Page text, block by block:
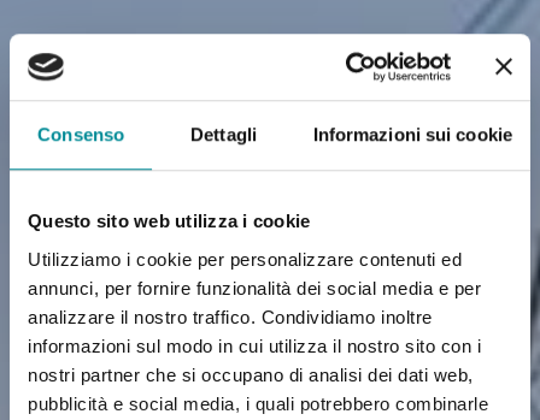
Consenso Dettagli Informazioni sui cookie
Questo sito web utilizza i cookie
Utilizziamo i cookie per personalizzare contenuti ed
annunci, per fornire funzionalità dei social media e per
analizzare il nostro traffico. Condividiamo inoltre
informazioni sul modo in cui utilizza il nostro sito con i
nostri partner che si occupano di analisi dei dati web,
pubblicità e social media, i quali potrebbero combinarle